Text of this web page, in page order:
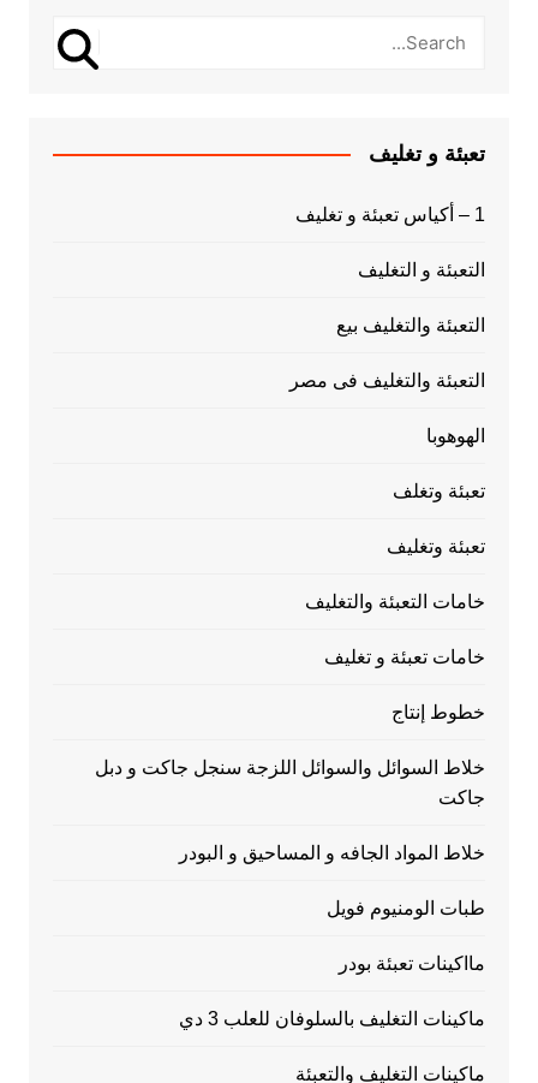
تعبئة و تغليف
1 – أكياس تعبئة و تغليف
التعبئة و التغليف
التعبئة والتغليف بيع
التعبئة والتغليف فى مصر
الهوهوبا
تعبئة وتغلف
تعبئة وتغليف
خامات التعبئة والتغليف
خامات تعبئة و تغليف
خطوط إنتاج
خلاط السوائل والسوائل اللزجة سنجل جاكت و دبل
جاكت
خلاط المواد الجافه و المساحيق و البودر
طبات الومنيوم فويل
مااكينات تعبئة بودر
ماكينات التغليف بالسلوفان للعلب 3 دي
ماكينات التغليف والتعبئة